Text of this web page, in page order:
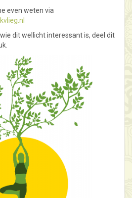
even weten via
dit wellicht interessant is, deel dit